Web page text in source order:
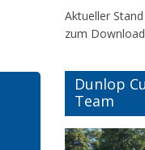
Aktueller Stand
zum
Dunlop
Team